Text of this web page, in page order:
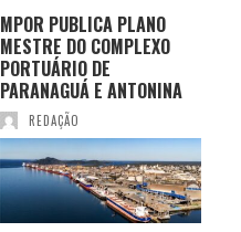
MPOR PUBLICA PLANO
MESTRE DO COMPLEXO
PORTUÁRIO DE
PARANAGUÁ E ANTONINA
REDAÇÃO